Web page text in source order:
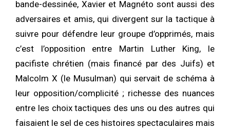
bande-dessinée, Xavier et Magnéto sont aussi des
adversaires et amis, qui divergent sur la tactique à
suivre pour défendre leur groupe d’opprimés, mais
c’est l’opposition entre Martin Luther King, le
pacifiste chrétien (mais financé par des Juifs) et
Malcolm X (le Musulman) qui servait de schéma à
leur opposition/complicité ; richesse des nuances
entre les choix tactiques des uns ou des autres qui
faisaient le sel de ces histoires spectaculaires mais